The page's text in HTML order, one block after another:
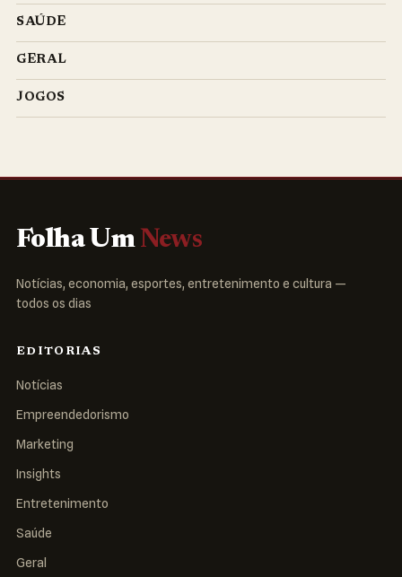
SAÚDE
GERAL
JOGOS
Folha Um News
Notícias, economia, esportes, entretenimento e cultura —
todos os dias
EDITORIAS
Notícias
Empreendedorismo
Marketing
Insights
Entretenimento
Saúde
Geral